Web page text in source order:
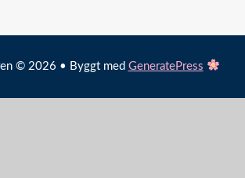
© 2026 • Byggt med GeneratePress